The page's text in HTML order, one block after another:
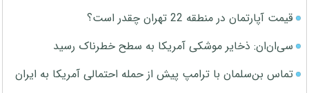
قیمت آپارتمان در منطقه 22 تهران چقدر است؟
سی‌ان‌ان: ذخایر موشکی آمریکا به سطح خطرناک رسید
تماس بن‌سلمان با ترامپ پیش از حمله احتمالی آمریکا به ایران